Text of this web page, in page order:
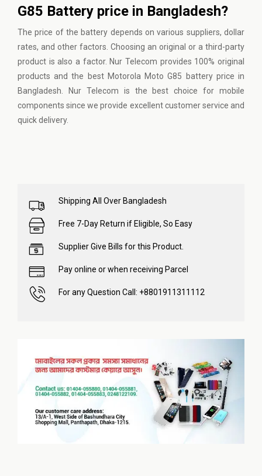
G85 Battery price in Bangladesh?
The price of the battery depends on various suppliers, dollar
rates, and other factors. Choosing an original or a third-party
product is also a factor. Nur Telecom provides 100% original
products and the best Motorola Moto G85 battery price in
Bangladesh. Nur Telecom is the best choice for mobile
components since we provide excellent customer service and
quick delivery.
Shipping All Over Bangladesh
Free 7-Day Return if Eligible, So Easy
Supplier Give Bills for this Product.
Pay online or when receiving Parcel
For any Question Call: +8801911311112